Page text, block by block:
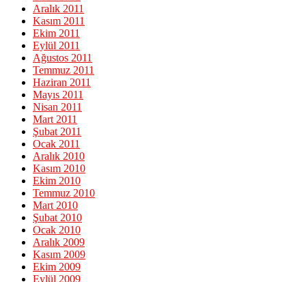
Aralık 2011
Kasım 2011
Ekim 2011
Eylül 2011
Ağustos 2011
Temmuz 2011
Haziran 2011
Mayıs 2011
Nisan 2011
Mart 2011
Şubat 2011
Ocak 2011
Aralık 2010
Kasım 2010
Ekim 2010
Temmuz 2010
Mart 2010
Şubat 2010
Ocak 2010
Aralık 2009
Kasım 2009
Ekim 2009
Eylül 2009